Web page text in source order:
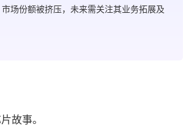
场份额被挤压，未来需关注其业务拓展及
故事。